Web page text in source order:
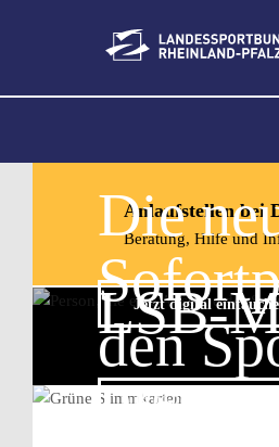
Anlaufstellen bei
Beratung, Hilfe und
Die
Jetzt digital
LSB-
19.09.2026 in
den
Pfalz